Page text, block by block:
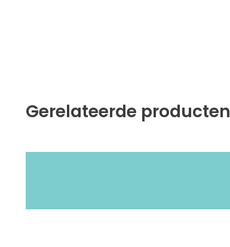
Gerelateerde producten